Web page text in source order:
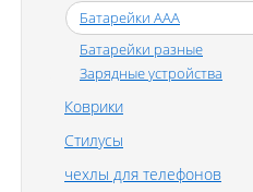
Батарейки AAA
Батарейки разные
Зарядные устройства
Коврики
Стилусы
чехлы для телефонов